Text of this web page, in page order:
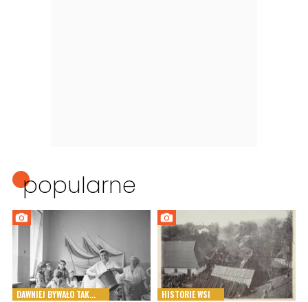
popularne
DAWNIEJ BYWAŁO TAK... HISTORIE WSI